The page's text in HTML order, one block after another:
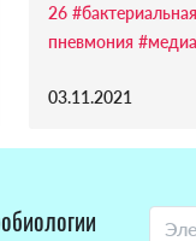
26 #бактериальная
пневмония
03.11.2021